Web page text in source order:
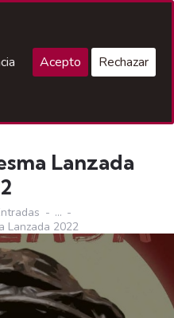
Lanzada
...
Lanzada 2022
Acepto Rechazar